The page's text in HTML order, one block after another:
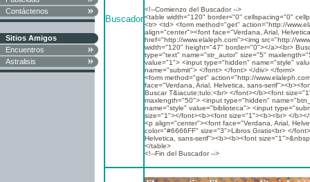
Contáctenos
Sitios Amigos
Encuentros
Astralisis
Buscador
<!--Comienzo del Buscador -->
<table width="120" border="0" cellspacing="0"
<tr> <td> <form method="get" action="http://
align="center"><font face="Verdana, Arial,
href="http://www.elaleph.com"><img src="http://
width="120" height="47" border="0"></a><br>
type="text" name="str_autor" size="5"
value="1"> <input type="hidden" name="style"
name="submit"> </font> </font> </div> </form>
<form method="get" action="http://
face="Verdana, Arial, Helvetica, sans-
Buscar T&iacute;tulo:<br> </font></b><font
maxlength="50"> <input type="hidden"
name="style" value="biblioteca"> <input
size="1"></font><b><font size="1"><b><br> </
<p align="center"><font face="Verdana, Arial,
color="#6666FF" size="3">Libros Gratis<br> </
Helvetica, sans-serif"><b><b><font
</table>
<!--Fin del Buscador -->